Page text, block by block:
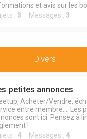
et avis sur les
: 3 Messages : 3
Divers
petites annonces
Acheter/Vendre,
entre membre.... Les
sont ici. Pensez à
!
: 4 Messages : 4